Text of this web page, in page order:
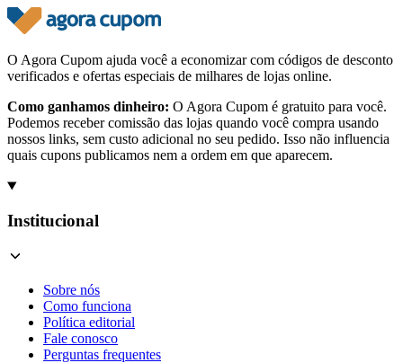
O Agora Cupom ajuda você a economizar com códigos de desconto
verificados e ofertas especiais de milhares de lojas online.
Como ganhamos dinheiro: O Agora Cupom é gratuito para você.
Podemos receber comissão das lojas quando você compra usando
nossos links, sem custo adicional no seu pedido. Isso não influencia
quais cupons publicamos nem a ordem em que aparecem.
Institucional
Sobre nós
Como funciona
Política editorial
Fale conosco
Perguntas frequentes